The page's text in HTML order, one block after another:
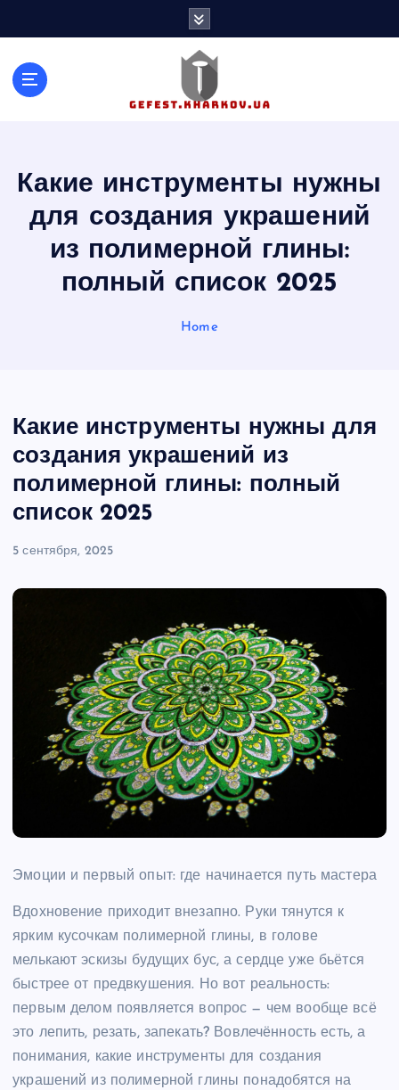
Какие инструменты нужны
для создания украшений
из полимерной глины:
полный список 2025
Home
Какие инструменты нужны для
создания украшений из
полимерной глины: полный
список 2025
5 сентября, 2025
Эмоции и первый опыт: где начинается путь мастера
Вдохновение приходит внезапно. Руки тянутся к
ярким кусочкам полимерной глины, в голове
мелькают эскизы будущих бус, а сердце уже бьётся
быстрее от предвкушения. Но вот реальность:
первым делом появляется вопрос — чем вообще всё
это лепить, резать, запекать? Вовлечённость есть, а
понимания, какие инструменты для создания
украшений из полимерной глины понадобятся на